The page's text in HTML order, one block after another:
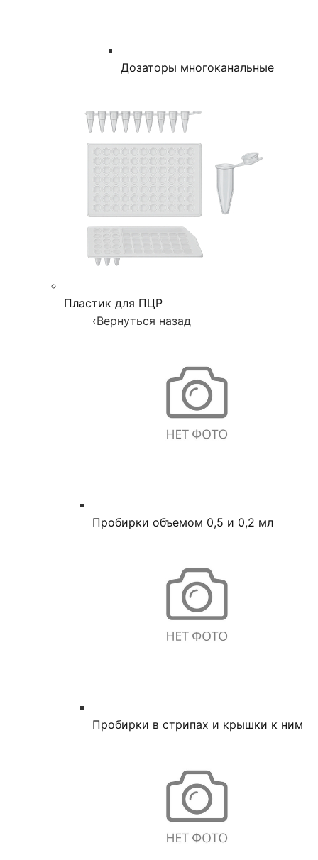
Дозаторы многоканальные
Пластик для ПЦР
‹Вернуться назад
Пробирки объемом 0,5 и 0,2 мл
Пробирки в стрипах и крышки к ним